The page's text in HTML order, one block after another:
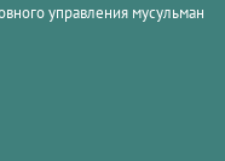
управления мусульман